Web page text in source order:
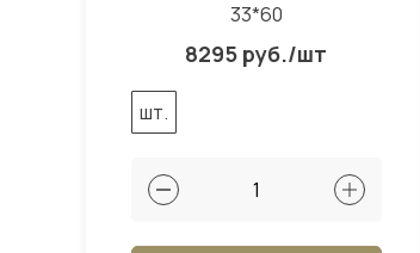
33*60
8295 руб./шт
шт.